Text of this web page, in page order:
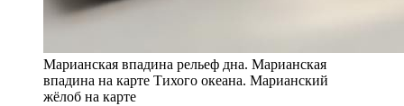
Марианская впадина рельеф дна. Марианская
впадина на карте Тихого океана. Марианский
жёлоб на карте